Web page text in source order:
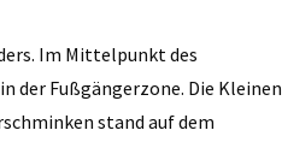
Im Mittelpunkt des
der Fußgängerzone. Die Kleinen
stand auf dem